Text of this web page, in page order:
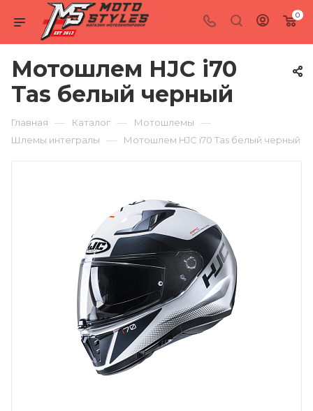
0
Мотошлем HJC i70
Tas белый черный
Главная — Каталог — Мотошлемы —
Шлемы интегралы — Мотошлем HJC i70 Tas белый черный